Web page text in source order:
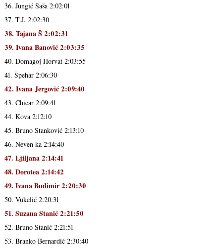
36. Jungić Saša 2:02:01
37. T.J. 2:02:30
38. Tajana Š 2:02:31
39. Ivana Banović 2:03:35
40. Domagoj Horvat 2:03:55
41. Špehar 2:06:30
42. Ivana Jergović 2:09:40
43. Chicar 2:09:41
44. Kova 2:12:10
45. Bruno Stanković 2:13:10
46. Neven ka 2:14:40
47. Ljiljana 2:14:41
48. Dorotea 2:14:42
49. Ivana Budimir 2:20:30
50. Vukelić 2:20:31
51. Suzana Stanić 2:21:50
52. Bruno Stanić 2:21:51
53. Branko Bernardić 2:30:40